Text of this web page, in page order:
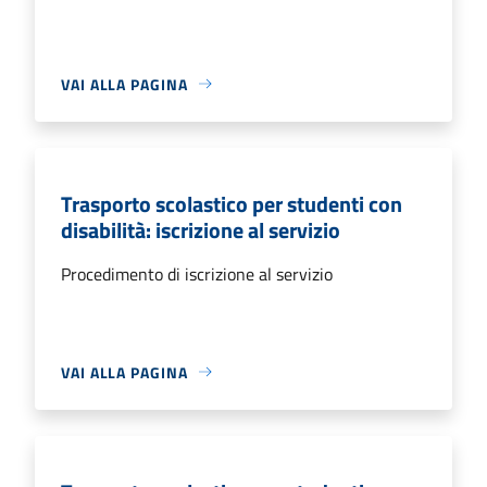
VAI ALLA PAGINA
Trasporto scolastico per studenti con
disabilità: iscrizione al servizio
Procedimento di iscrizione al servizio
VAI ALLA PAGINA